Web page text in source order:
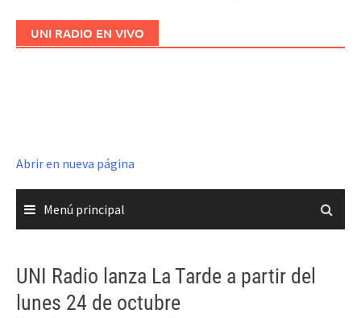
UNI RADIO EN VIVO
Abrir en nueva página
Menú principal
UNI Radio lanza La Tarde a partir del
lunes 24 de octubre